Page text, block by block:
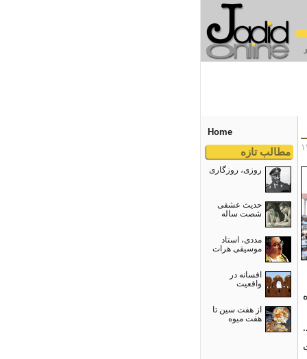
Home
مطالب تازه
روزی، روزگاری
حدیث عشقی
شصت ساله
مددی، استاد
موسیقی هرات
افسانه در
واقعیت
از هفت سین تا
هفت میوه